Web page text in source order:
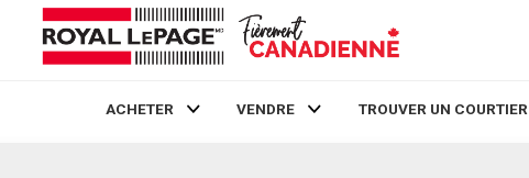
ACHETER VENDRE TROUVER UN COURTIER